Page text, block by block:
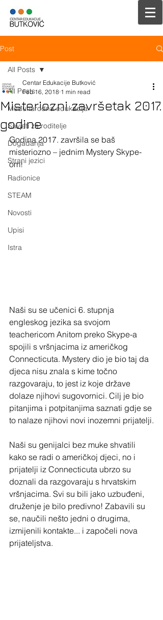
Post
All Posts
Međunarodna edukacija
Savjeti za roditelje
Događanja
Strani jezici
Radionice
STEAM
Novosti
Upisi
Istra
All Posts
Misteriozni završetak 2017.
godine
Centar Edukacije Butković
Feb 16, 2018 1 min read
Godina 2017. završila se baš
misteriozno – jednim Mystery Skype-
om!
Naši su se učenici 6. stupnja
engleskog jezika sa svojom
teachericom Anitom preko Skype-a
spojili s vršnjacima iz američkog
Connecticuta. Mystery dio je bio taj da
djeca nisu znala s kime točno
razgovaraju, to jest iz koje države
dolaze njihovi sugovornici. Cilj je bio
pitanjima i potpitanjima saznati gdje se
to nalaze njihovi novi inozemni prijatelji.
Naši su genijalci bez muke shvatili
kako se radi o američkoj djeci, no i
prijatelji iz Connecticuta ubrzo su
doznali da razgovaraju s hrvatskim
vršnjacima. Svi su bili jako uzbuđeni,
druženje je bilo predivno! Zabavili su
se, naučili nešto jedni o drugima,
izmijenili kontakte... i započeli nova
prijateljstva.